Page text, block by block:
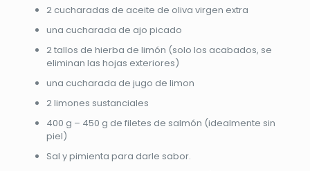
2 cucharadas de aceite de oliva virgen extra
una cucharada de ajo picado
2 tallos de hierba de limón (solo los acabados, se
eliminan las hojas exteriores)
una cucharada de jugo de limon
2 limones sustanciales
400 g – 450 g de filetes de salmón (idealmente sin
piel)
Sal y pimienta para darle sabor.